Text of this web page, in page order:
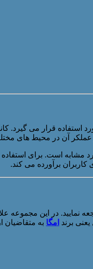
استفاده قرار می گیرد.
آن در محیط های
مشابه است. برای
برآورده می کند.
امگا به متقاضیان